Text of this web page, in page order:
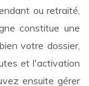
ou retraité,
constitue une
votre dossier,
et l'activation
ensuite gérer